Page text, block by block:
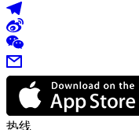
热线